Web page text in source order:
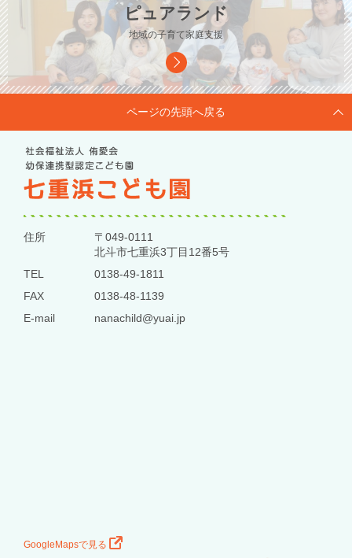
ピュアランド
地域の子育て家庭支援
ページの先頭へ戻る
住所
〒049-0111
北斗市七重浜3丁目12番5号
TEL
0138-49-1811
FAX
0138-48-1139
E-mail
nanachild@yuai.jp
GoogleMapsで見る